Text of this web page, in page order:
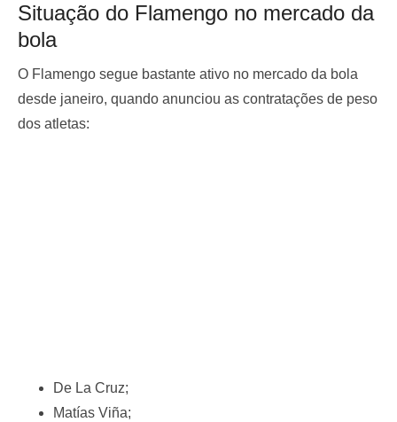
Situação do Flamengo no mercado da
bola
O Flamengo segue bastante ativo no mercado da bola
desde janeiro, quando anunciou as contratações de peso
dos atletas:
De La Cruz;
Matías Viña;